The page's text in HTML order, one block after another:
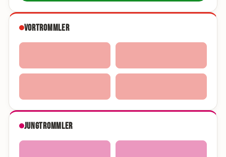
Vortrommler
Jungtrommler